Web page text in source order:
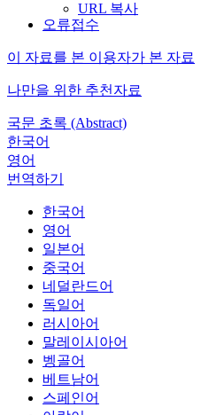
URL 복사
오류접수
이 자료를 본 이용자가 본 자료
나만을 위한 추천자료
국문 초록 (Abstract)
한국어
영어
번역하기
한국어
영어
일본어
중국어
네덜란드어
독일어
러시아어
말레이시아어
벵골어
베트남어
스페인어